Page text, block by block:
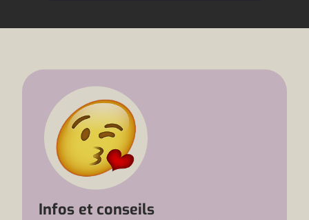
Infos et conseils